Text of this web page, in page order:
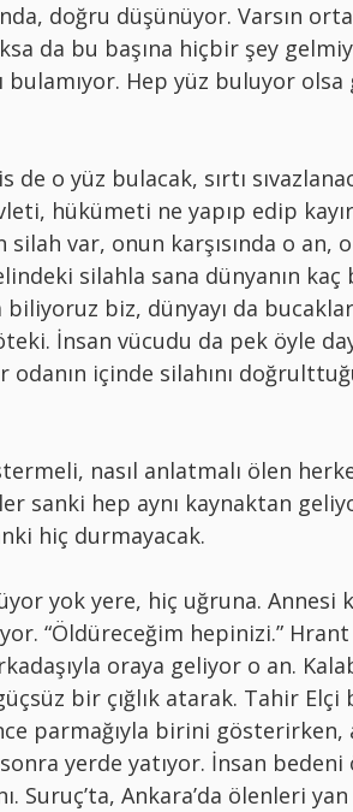
doğru düşünüyor. Varsın
da bu başına hiçbir şey
bulamıyor. Hep yüz buluyor
de o yüz bulacak, sırtı
hükümeti ne yapıp edip
silah var, onun karşısında o an,
silahla sana dünyanın kaç
biz, dünyayı da
İnsan vücudu da pek öyle
odanın içinde silahını
nasıl anlatmalı ölen
sanki hep aynı kaynaktan
hiç durmayacak.
yok yere, hiç uğruna. Annesi
“Öldüreceğim hepinizi.”
oraya geliyor o an.
bir çığlık atarak. Tahir Elçi
parmağıyla birini gösterirken,
yerde yatıyor. İnsan
Suruç’ta, Ankara’da ölenleri